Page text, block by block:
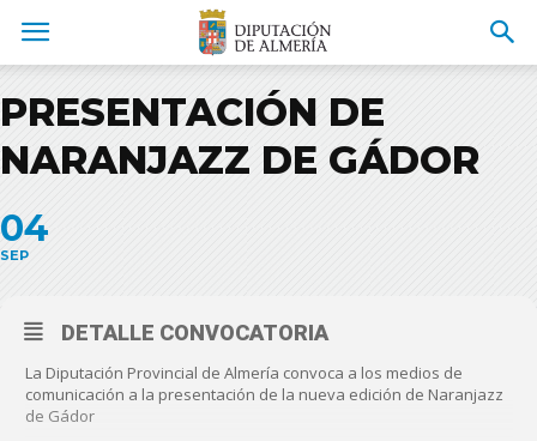
PRESENTACIÓN DE
NARANJAZZ DE GÁDOR
04
SEP
DETALLE CONVOCATORIA
La Diputación Provincial de Almería convoca a los medios de
comunicación a la presentación de la nueva edición de Naranjazz
de Gádor